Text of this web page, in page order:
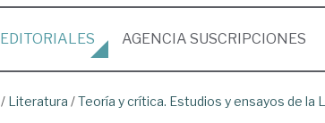
EDITORIALES AGENCIA SUSCRIPCIONES
/ Literatura /Teoría y crítica. Estudios y ensayos de la